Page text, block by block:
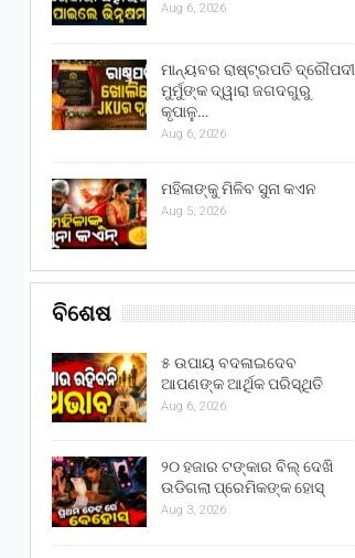
Aug 6, 2026
ମାନ୍ୟବର ରାଷ୍ଟ୍ରପତି ଦ୍ରୌପଦୀ
ମୁର୍ମୁଙ୍କ ଦ୍ୱାରା ଜଗଦଗୁରୁ
କୃପାଳୁ…
Aug 6, 2026
ମହିଳାଙ୍କୁ ମିଳିବ ସୁନା କଏନ
Aug 5, 2026
ବିଶେଷ
୫ ଉପାୟ ବଦଳାଇଦେବ
ଆପଣଙ୍କ ଆର୍ଥିକ ପରିସ୍ଥିତି
Aug 6, 2026
୨୦ ହଜାର ଟଙ୍କାର ବିଲ୍ ଦେଖି
ଉଡିଗଲା ପ୍ରେମିକଙ୍କ ହୋସ୍
Aug 3, 2026